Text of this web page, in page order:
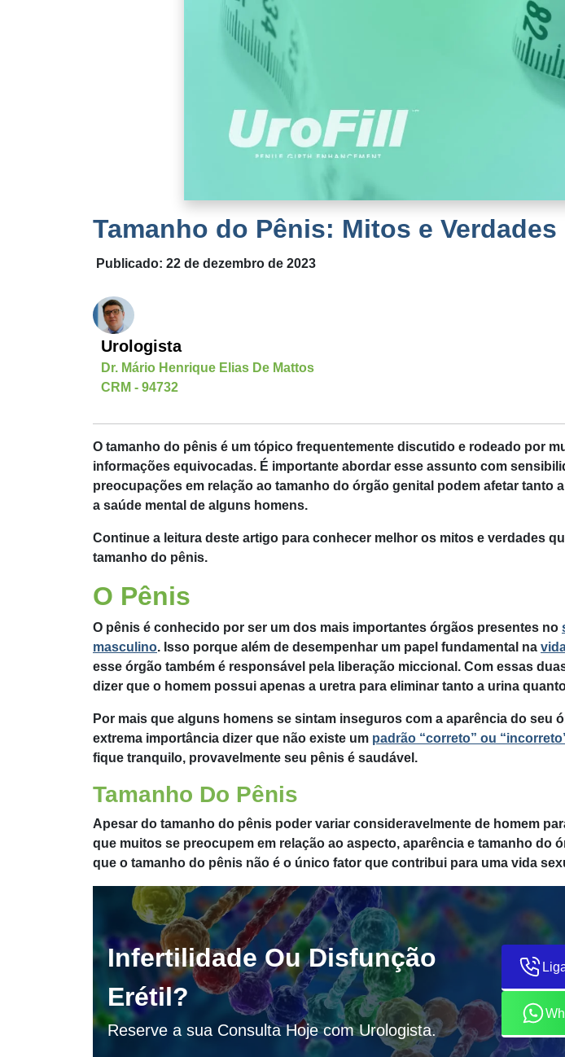
Tamanho do Pênis: Mitos e Verdades
Publicado: 22 de dezembro de 2023
Urologista
Dr. Mário Henrique Elias De Mattos
CRM - 94732
O tamanho do pênis é um tópico frequentemente discutido e rodeado por
informações equivocadas. É importante abordar esse assunto com
preocupações em relação ao tamanho do órgão genital podem afetar tanto
a saúde mental de alguns homens.
Continue a leitura deste artigo para conhecer melhor os mitos e verdades
tamanho do pênis.
O Pênis
O pênis é conhecido por ser um dos mais importantes órgãos presentes no
masculino. Isso porque além de desempenhar um papel fundamental na
esse órgão também é responsável pela liberação miccional. Com essas
dizer que o homem possui apenas a uretra para eliminar tanto a urina
Por mais que alguns homens se sintam inseguros com a aparência do seu
extrema importância dizer que não existe um padrão “correto” ou
fique tranquilo, provavelmente seu pênis é saudável.
Tamanho Do Pênis
Apesar do tamanho do pênis poder variar consideravelmente de homem
que muitos se preocupem em relação ao aspecto, aparência e tamanho do
que o tamanho do pênis não é o único fator que contribui para uma vida
Infertilidade Ou Disfunção
Erétil?
Reserve a sua Consulta Hoje com Urologista.